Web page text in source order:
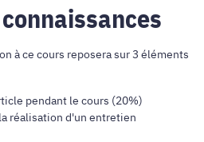
à ce cours reposera sur 3 éléments
pendant le cours (20%)
réalisation d'un entretien